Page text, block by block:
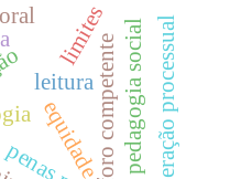
leitura cooperação processual
foro competente
equidade
limites pedagogia social